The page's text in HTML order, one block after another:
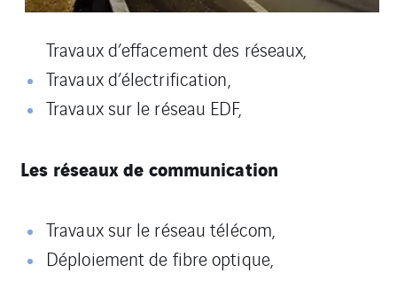
Travaux d’effacement des réseaux,
Travaux d’électrification,
Travaux sur le réseau EDF,
Les réseaux de communication
Travaux sur le réseau télécom,
Déploiement de fibre optique,